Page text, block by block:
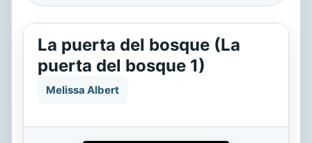
La puerta del bosque (La
puerta del bosque 1)
Melissa Albert